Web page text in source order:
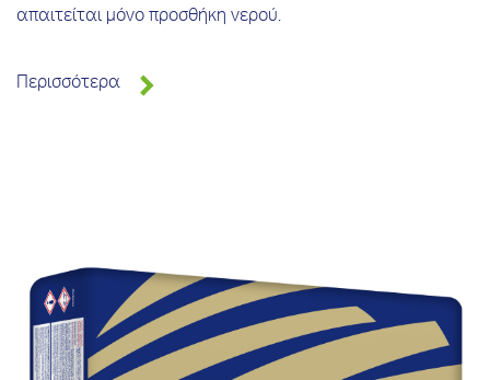
απαιτείται μόνο προσθήκη νερού.
Περισσότερα